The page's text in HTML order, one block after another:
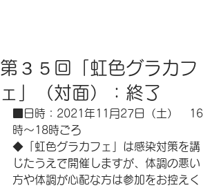
第３５回「虹色グラカフ
ェ」（対面）：終了
■日時：2021年11月27日（土）　16
時～18時ごろ
◆「虹色グラカフェ」は感染対策を講
じたうえで開催しますが、体調の悪い
方や体調が心配な方は参加をお控えく